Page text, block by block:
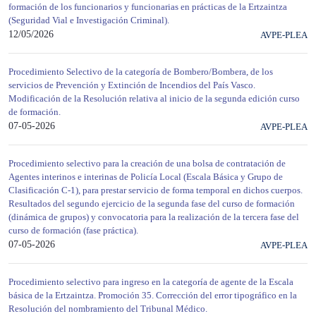
formación de los funcionarios y funcionarias en prácticas de la Ertzaintza
(Seguridad Vial e Investigación Criminal).
12/05/2026
AVPE-PLEA
Procedimiento Selectivo de la categoría de Bombero/Bombera, de los
servicios de Prevención y Extinción de Incendios del País Vasco.
Modificación de la Resolución relativa al inicio de la segunda edición curso
de formación.
07-05-2026
AVPE-PLEA
Procedimiento selectivo para la creación de una bolsa de contratación de
Agentes interinos e interinas de Policía Local (Escala Básica y Grupo de
Clasificación C-1), para prestar servicio de forma temporal en dichos cuerpos.
Resultados del segundo ejercicio de la segunda fase del curso de formación
(dinámica de grupos) y convocatoria para la realización de la tercera fase del
curso de formación (fase práctica).
07-05-2026
AVPE-PLEA
Procedimiento selectivo para ingreso en la categoría de agente de la Escala
básica de la Ertzaintza. Promoción 35. Corrección del error tipográfico en la
Resolución del nombramiento del Tribunal Médico.